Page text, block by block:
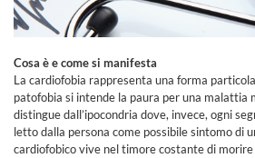
Cosa è e come si manifesta
La cardiofobia rappresenta una forma
patofobia si intende la paura per una malattia
distingue dall’ipocondria dove, invece, ogni
letto dalla persona come possibile sintomo di
cardiofobico vive nel timore costante di